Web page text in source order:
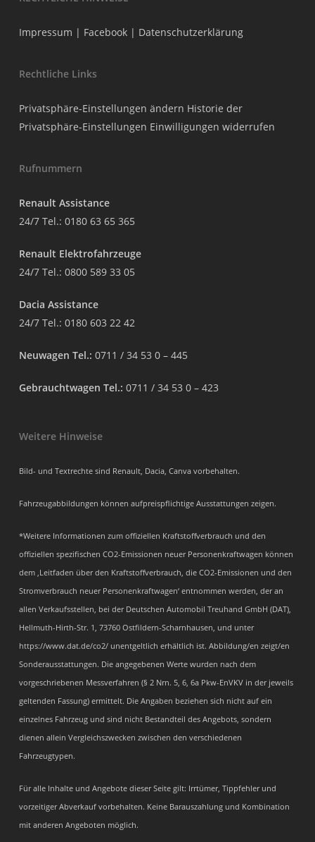
Impressum | Facebook| Datenschutzerklärung
Rechtliche Links
Privatsphäre-Einstellungen ändern Historie der
Privatsphäre-Einstellungen Einwilligungen widerrufen
Rufnummern
Renault Assistance
24/7 Tel.: 0180 63 65 365
Renault Elektrofahrzeuge
24/7 Tel.: 0800 589 33 05
Dacia Assistance
24/7 Tel.: 0180 603 22 42
Neuwagen Tel.: 0711 / 34 53 0 – 445
Gebrauchtwagen Tel.: 0711 / 34 53 0 – 423
Weitere Hinweise
Bild- und Textrechte sind Renault, Dacia, Canva vorbehalten.
Fahrzeugabbildungen können aufpreispflichtige Ausstattungen zeigen.
*Weitere Informationen zum offiziellen Kraftstoffverbrauch und den
offiziellen spezifischen CO2-Emissionen neuer Personenkraftwagen können
dem ‚Leitfaden über den Kraftstoffverbrauch, die CO2-Emissionen und den
Stromverbrauch neuer Personenkraftwagen‘ entnommen werden, der an
allen Verkaufsstellen, bei der Deutschen Automobil Treuhand GmbH (DAT),
Hellmuth-Hirth-Str. 1, 73760 Ostfildern-Scharnhausen, und unter
https://www.dat.de/co2/ unentgeltlich erhältlich ist. Abbildung/en zeigt/en
Sonderausstattungen. Die angegebenen Werte wurden nach dem
vorgeschriebenen Messverfahren (§ 2 Nrn. 5, 6, 6a Pkw-EnVKV in der jeweils
geltenden Fassung) ermittelt. Die Angaben beziehen sich nicht auf ein
einzelnes Fahrzeug und sind nicht Bestandteil des Angebots, sondern
dienen allein Vergleichszwecken zwischen den verschiedenen
Fahrzeugtypen.
Für alle Inhalte und Angebote dieser Seite gilt: Irrtümer, Tippfehler und
vorzeitiger Abverkauf vorbehalten. Keine Barauszahlung und Kombination
mit anderen Angeboten möglich.